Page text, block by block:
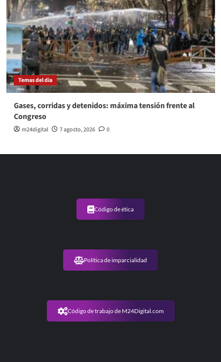
Temas del dia
Gases, corridas y detenidos: máxima tensión frente al
Congreso
m24digital 7 agosto, 2026 0
Código de ética
Política de imparcialidad
Código de trabajo de M24Digital.com